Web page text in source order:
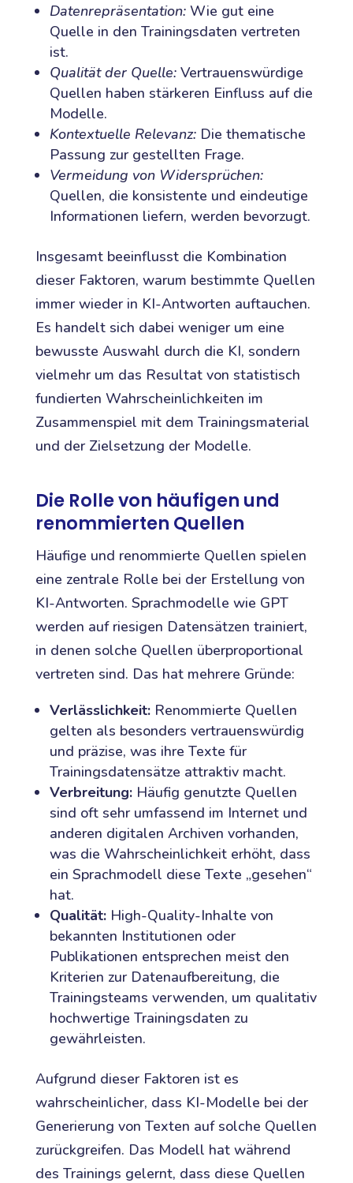
Datenrepräsentation:Wie gut eine
Quelle in den Trainingsdaten vertreten
ist.
Qualität der Quelle:Vertrauenswürdige
Quellen haben stärkeren Einfluss auf die
Modelle.
Kontextuelle Relevanz:Die thematische
Passung zur gestellten Frage.
Vermeidung von Widersprüchen:
Quellen, die konsistente und eindeutige
Informationen liefern, werden bevorzugt.
Insgesamt beeinflusst die Kombination
dieser Faktoren, warum bestimmte Quellen
immer wieder in KI-Antworten auftauchen.
Es handelt sich dabei weniger um eine
bewusste Auswahl durch die KI, sondern
vielmehr um das Resultat von statistisch
fundierten Wahrscheinlichkeiten im
Zusammenspiel mit dem Trainingsmaterial
und der Zielsetzung der Modelle.
Die Rolle von häufigen und
renommierten Quellen
Häufige und renommierte Quellen spielen
eine zentrale Rolle bei der Erstellung von
KI-Antworten. Sprachmodelle wie GPT
werden auf riesigen Datensätzen trainiert,
in denen solche Quellen überproportional
vertreten sind. Das hat mehrere Gründe:
Verlässlichkeit:Renommierte Quellen
gelten als besonders vertrauenswürdig
und präzise, was ihre Texte für
Trainingsdatensätze attraktiv macht.
Verbreitung:Häufig genutzte Quellen
sind oft sehr umfassend im Internet und
anderen digitalen Archiven vorhanden,
was die Wahrscheinlichkeit erhöht, dass
ein Sprachmodell diese Texte „gesehen“
hat.
Qualität:High-Quality-Inhalte von
bekannten Institutionen oder
Publikationen entsprechen meist den
Kriterien zur Datenaufbereitung, die
Trainingsteams verwenden, um qualitativ
hochwertige Trainingsdaten zu
gewährleisten.
Aufgrund dieser Faktoren ist es
wahrscheinlicher, dass KI-Modelle bei der
Generierung von Texten auf solche Quellen
zurückgreifen. Das Modell hat während
des Trainings gelernt, dass diese Quellen